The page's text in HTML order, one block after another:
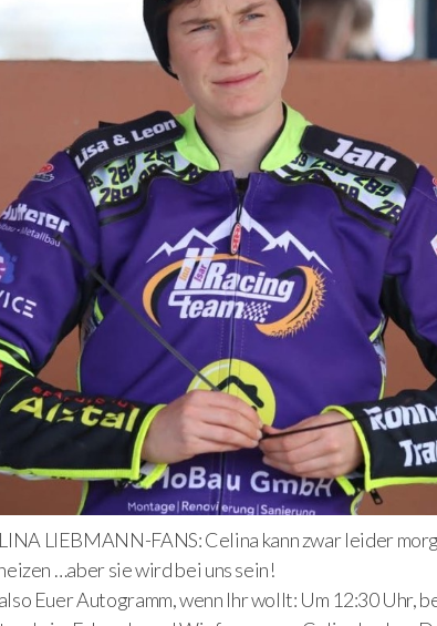
LIEBMANN-FANS: Celina kann zwar leider
…aber sie wird bei uns sein!
Euer Autogramm, wenn Ihr wollt: Um 12:30 Uhr,